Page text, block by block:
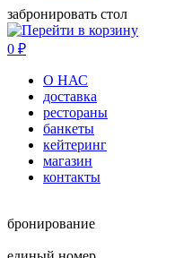
забронировать стол
0 ₽
О НАС
доставка
рестораны
банкеты
кейтеринг
магазин
контакты
бронирование